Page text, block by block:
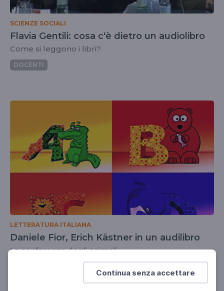
Continua senza accettare
SCIENZE SOCIALI
Flavia Gentili: cosa c'è dietro un audiolibro
Come si leggono i libri?
DOCENTI
LETTERATURA ITALIANA
Daniele Fior, Erich Kästner in un audilibro
La conferenza degli animali